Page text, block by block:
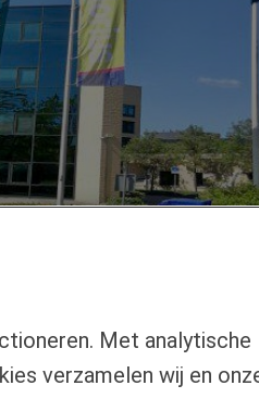
Met analytische
verzamelen wij en